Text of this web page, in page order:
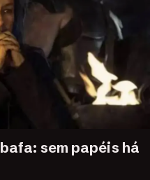
sem papéis há